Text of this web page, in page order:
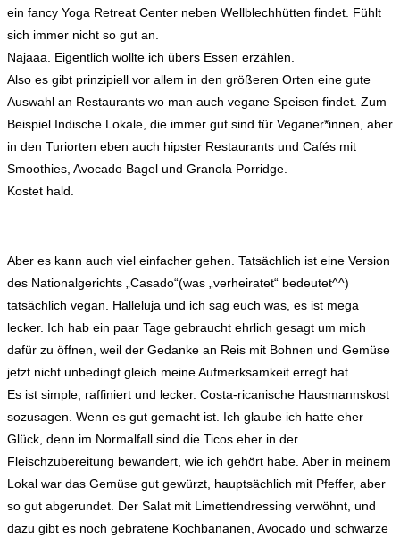
ein fancy Yoga Retreat Center neben Wellblechhütten findet. Fühlt
sich immer nicht so gut an.
Najaaa. Eigentlich wollte ich übers Essen erzählen.
Also es gibt prinzipiell vor allem in den größeren Orten eine gute
Auswahl an Restaurants wo man auch vegane Speisen findet. Zum
Beispiel Indische Lokale, die immer gut sind für Veganer*innen, aber
in den Turiorten eben auch hipster Restaurants und Cafés mit
Smoothies, Avocado Bagel und Granola Porridge.
Kostet hald.
Aber es kann auch viel einfacher gehen. Tatsächlich ist eine Version
des Nationalgerichts „Casado“(was „verheiratet“ bedeutet^^)
tatsächlich vegan. Halleluja und ich sag euch was, es ist mega
lecker. Ich hab ein paar Tage gebraucht ehrlich gesagt um mich
dafür zu öffnen, weil der Gedanke an Reis mit Bohnen und Gemüse
jetzt nicht unbedingt gleich meine Aufmerksamkeit erregt hat.
Es ist simple, raffiniert und lecker. Costa-ricanische Hausmannskost
sozusagen. Wenn es gut gemacht ist. Ich glaube ich hatte eher
Glück, denn im Normalfall sind die Ticos eher in der
Fleischzubereitung bewandert, wie ich gehört habe. Aber in meinem
Lokal war das Gemüse gut gewürzt, hauptsächlich mit Pfeffer, aber
so gut abgerundet. Der Salat mit Limettendressing verwöhnt, und
dazu gibt es noch gebratene Kochbananen, Avocado und schwarze